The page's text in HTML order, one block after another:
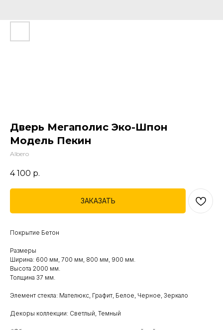
Дверь Мегаполис Эко-Шпон
Модель Пекин
Аlbero
4 100 р.
ЗАКАЗАТЬ
Покрытие Бетон
Размеры
Ширина: 600 мм, 700 мм, 800 мм, 900 мм.
Высота 2000 мм.
Толщина 37 мм.
Элемент стекла: Мателюкс, Графит, Белое, Черное, Зеркало
Декоры коллекции: Светлый, Темный